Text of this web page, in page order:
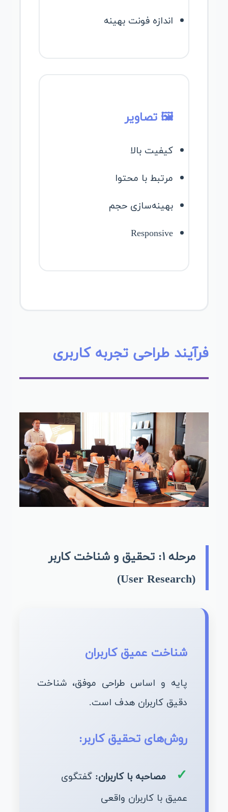
اندازه فونت بهینه
🖼️ تصاویر
کیفیت بالا
مرتبط با محتوا
بهینه‌سازی حجم
Responsive
فرآیند طراحی تجربه کاربری
مرحله ۱: تحقیق و شناخت کاربر
(User Research)
شناخت عمیق کاربران
پایه و اساس طراحی موفق، شناخت
دقیق کاربران هدف است.
روش‌های تحقیق کاربر:
مصاحبه با کاربران: گفتگوی
عمیق با کاربران واقعی